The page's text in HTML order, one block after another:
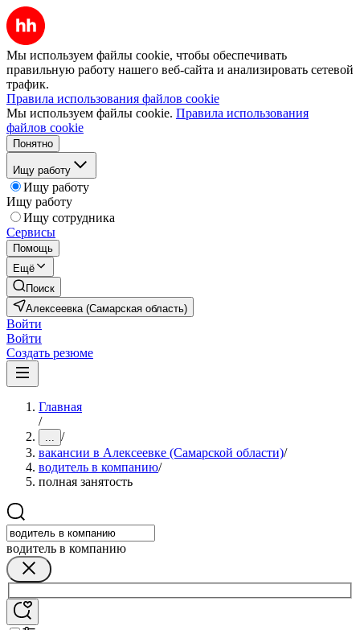
Мы используем файлы cookie, чтобы обеспечивать
правильную работу нашего веб-сайта и анализировать сетевой
трафик.
Правила использования файлов cookie
Мы используем файлы cookie. Правила использования
файлов cookie
Понятно
Ищу работу
Ищу работу
Ищу работу
Ищу сотрудника
Сервисы
Помощь
Ещё
Поиск
Алексеевка (Самарская область)
Войти
Войти
Создать резюме
Главная
/
... /
вакансии в Алексеевке (Самарской области)/
водитель в компанию/
полная занятость
водитель в компанию